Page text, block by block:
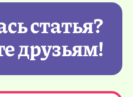
статья?
друзьям!